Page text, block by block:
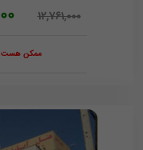
12,761,000
ممکن هست